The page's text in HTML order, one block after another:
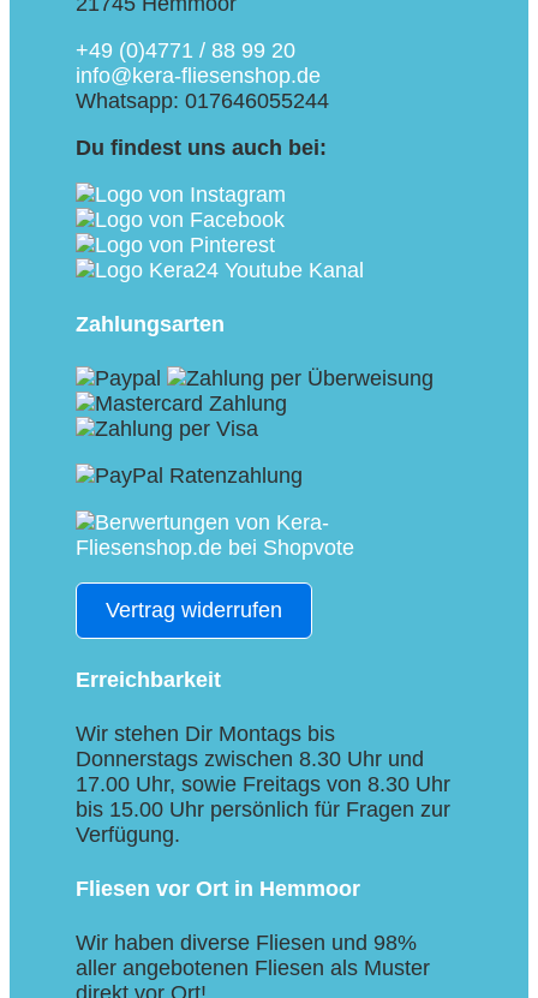
+49 (0)4771 / 88 99 20
info@kera-fliesenshop.de
Whatsapp: 017646055244
Du findest uns auch bei:
Zahlungsarten
Vertrag widerrufen
Erreichbarkeit
Wir stehen Dir Montags bis
Donnerstags zwischen 8.30 Uhr und
17.00 Uhr, sowie Freitags von 8.30 Uhr
bis 15.00 Uhr persönlich für Fragen zur
Verfügung.
Fliesen vor Ort in Hemmoor
Wir haben diverse Fliesen und 98%
aller angebotenen Fliesen als Muster
direkt vor Ort!